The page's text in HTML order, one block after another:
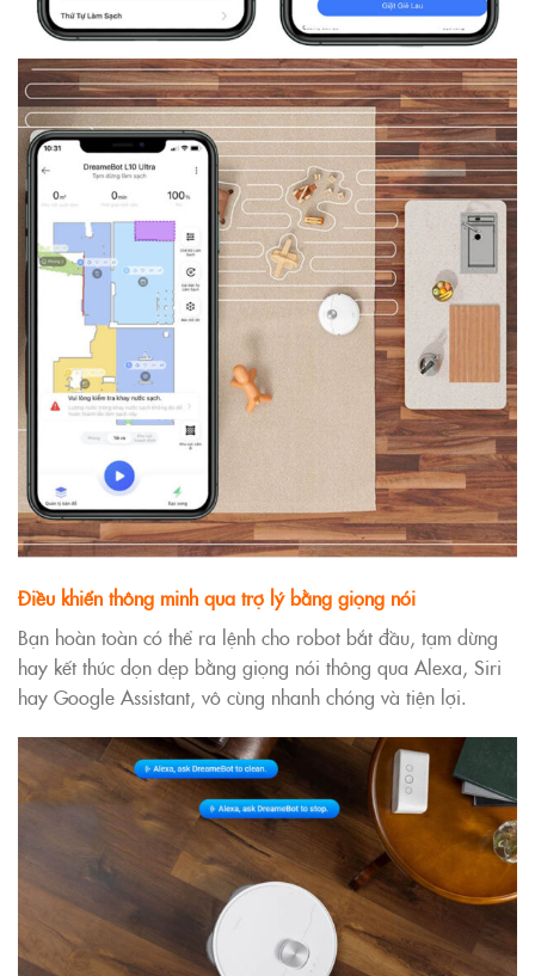
Điều khiển thông minh qua trợ lý bằng giọng nói
Bạn hoàn toàn có thể ra lệnh cho robot bắt đầu, tạm dừng
hay kết thúc dọn dẹp bằng giọng nói thông qua Alexa, Siri
hay Google Assistant, vô cùng nhanh chóng và tiện lợi.